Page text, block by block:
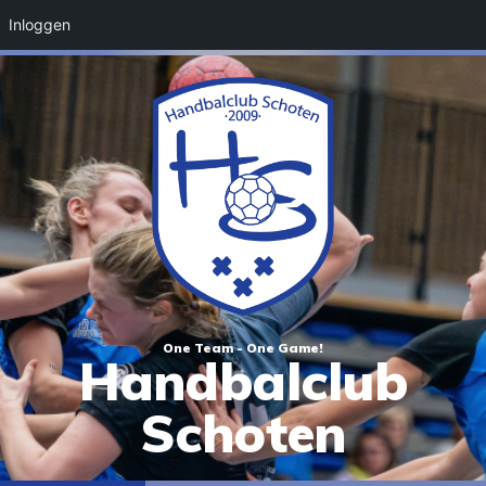
One Team - One Game!
Handbalclub
Schoten
Inloggen